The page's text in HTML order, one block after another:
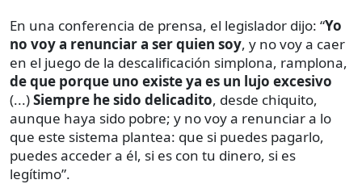
En una conferencia de prensa, el legislador dijo: “Yo
no voy a renunciar a ser quien soy, y no voy a caer
en el juego de la descalificación simplona, ramplona,
de que porque uno existe ya es un lujo excesivo
(...)Siempre he sido delicadito, desde chiquito,
aunque haya sido pobre; y no voy a renunciar a lo
que este sistema plantea: que si puedes pagarlo,
puedes acceder a él, si es con tu dinero, si es
legítimo”.